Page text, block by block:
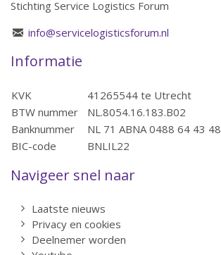
Stichting Service Logistics Forum
info@servicelogisticsforum.nl
Informatie
KVK
41265544 te Utrecht
BTW nummer
NL.8054.16.183.B02
Banknummer
NL 71 ABNA 0488 64 43 48
BIC-code
BNLIL22
Navigeer snel naar
Laatste nieuws
Privacy en cookies
Deelnemer worden